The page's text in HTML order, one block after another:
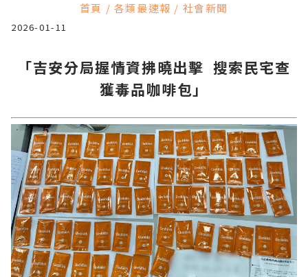
首頁 / 各類最速報 / 社會新聞
2026-01-11
「吉安分局握情資拂曉出擊 搜索民宅查
獲毒品咖啡包」